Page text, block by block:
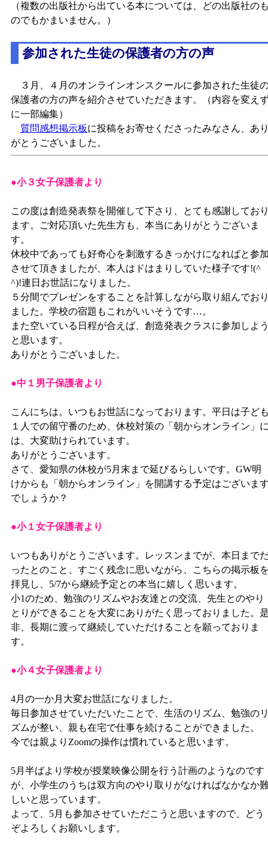
（複数の出版社から出ている本については、どの出版社の
のでもかまいません。）
参加された生徒の保護者の方の声
３月、４月のオンラインオンスクールに参加された生徒
保護者の方の声を紹介させていただきます。（内容を変え
に一部編集）
質問感想掲示板に投稿をお寄せくださったみなさん、あ
がとうございました。
●小３女子保護者より
この度は創造発表祭を開催して下さり、とても感謝してお
ます。ご対応頂いた先生方も、本当にありがとうございま
す。
休校中であっても好奇心を刺激するきっかけになればと参
させて頂きましたが、本人はドはまりしていた様子です!(^
^)!連日お世話になりました。
５分間でプレゼンをすることを計算しながら取り組んでお
ました。学校の宿題もこれがいいそうです…。
また空いている日程が合えば、創造発表クラスに参加しよ
と思います。
ありがとうございました。
●中１男子保護者より
こんにちは。いつもお世話になっております。平日は子ど
１人での留守番のため、休校対策の「朝からオンライン」
は、大変助けられています。
ありがとうございます。
さて、愛知県の休校が5月末まで延びるらしいです。GW明
けからも「朝からオンライン」を開講する予定はございま
でしょうか？
●小１女子保護者より
いつもありがとうございます。レッスンまでが、本日まで
ったとのこと、すごく残念に思いながら、こちらの掲示板
拝見し、5/7から継続予定との本当に嬉しく思います。
小1のため、勉強のリズムやお友達との交流、先生とのやり
とりができることを大変にありがたく思っておりました。
非、長期に渡って継続していただけることを願っておりま
す。
●小４女子保護者より
4月の一か月大変お世話になりました。
毎日参加させていただいたことで、生活のリズム、勉強の
ズムが整い、親も在宅で仕事を続けることができました。
今では親よりZoomの操作は慣れていると思います。
5月半ばより学校が授業映像公開を行う計画のようなのです
が、小学生のうちは双方向のやり取りがなければなかなか
しいと思っています。
よって、5月も参加させていただこうと思いますので、どう
ぞよろしくお願いします。